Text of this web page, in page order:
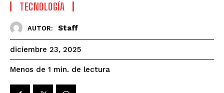
TECNOLOGÍA
AUTOR: Staff
diciembre 23, 2025
Menos de 1 min. de lectura